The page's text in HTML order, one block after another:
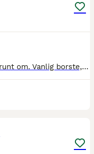
Rosa ryktväska med många fickor runt om. Vanlig borste, hovkrats (ej använd) och ansiktsborste ingår samt lädertvål och olja för rengöring av t.ex ridskor, sadel eller träns☺️ väskan är lite dammig me